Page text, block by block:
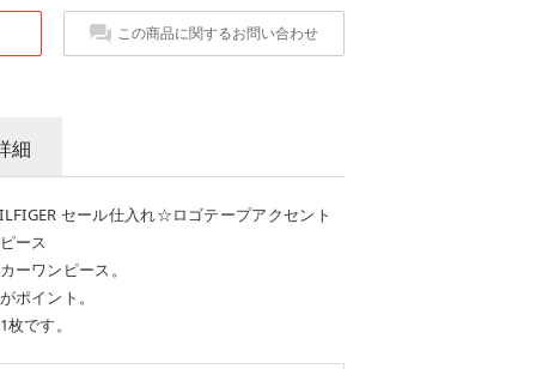
この商品に関するお問い合わせ
細
セール仕入れ☆ロゴテープアクセント
ース
ーワンピース。
ポイント。
です。